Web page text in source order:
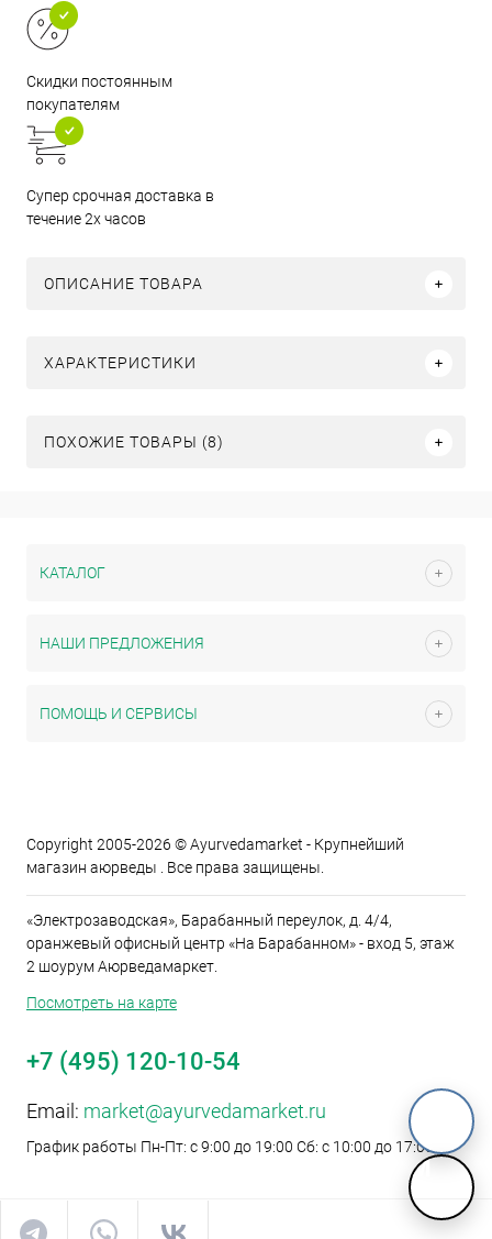
M
Скидки постоянным
покупателям
Супер срочная доставка в
течение 2х часов
ОПИСАНИЕ ТОВАРА
ХАРАКТЕРИСТИКИ
ПОХОЖИЕ ТОВАРЫ (8)
КАТАЛОГ
НАШИ ПРЕДЛОЖЕНИЯ
ПОМОЩЬ И СЕРВИСЫ
Copyright 2005-2026 © Ayurvedamarket - Крупнейший
магазин аюрведы . Все права защищены.
«Электрозаводская», Барабанный переулок, д. 4/4,
оранжевый офисный центр «На Барабанном» - вход 5, этаж
2 шоурум Аюрведамаркет.
Посмотреть на карте
+7 (495) 120-10-54
Email: market@ayurvedamarket.ru
График работы Пн-Пт: с 9:00 до 19:00 Сб: с 10:00 до 17:00